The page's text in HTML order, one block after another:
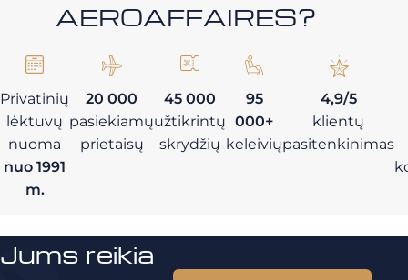
AEROAFFAIRES?
Privatinių
lėktuvų
nuoma
nuo 1991
m.
20 000
pasiekiamų
prietaisų
45 000
užtikrintų
skrydžių
95
000+
keleivių
4,9/5
klientų
pasitenkinimas
Jums reikia